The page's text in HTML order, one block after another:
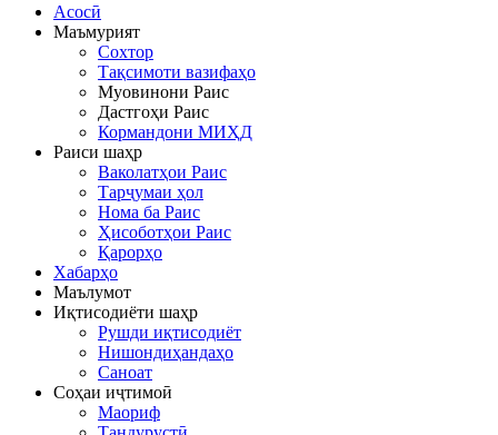
Асосӣ
Маъмурият
Сохтор
Тақсимоти вазифаҳо
Муовинони Раис
Дастгоҳи Раис
Кормандони МИҲД
Раиси шаҳр
Ваколатҳои Раис
Тарҷумаи ҳол
Нома ба Раис
Ҳисоботҳои Раис
Қарорҳо
Хабарҳо
Маълумот
Иқтисодиёти шаҳр
Рушди иқтисодиёт
Нишондиҳандаҳо
Саноат
Соҳаи иҷтимоӣ
Маориф